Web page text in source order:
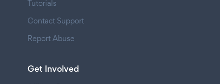
Tutorials
Contact Support
Report Abuse
Get Involved